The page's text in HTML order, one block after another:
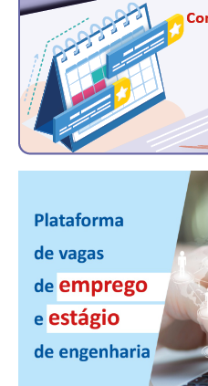
APOSENTADORIA
CONVÊNIOS
PLANO DE SAÚDE
SEESPPREV
CAMPANHAS SALARIAIS
COMUNICAÇÃO
PALAVRA DO MURILO
NOTÍCIAS
CONTEÚDO ESPECIAL